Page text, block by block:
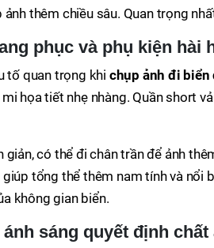
thêm chiều sâu. Quan trọng
phục và phụ kiện hài
tố quan trọng khi chụp ảnh đi biển
họa tiết nhẹ nhàng. Quần short
giản, có thể đi chân trần để ảnh
tổng thể thêm nam tính và nổi
không gian biển.
sáng quyết định chất